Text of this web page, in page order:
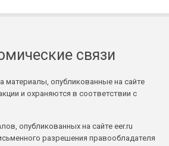
связи
материалы, опубликованные на сайте
и охраняются в соответствии с
опубликованных на сайте eer.ru
разрешения правообладателя